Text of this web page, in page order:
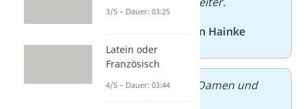
Stephan Hainke
Sehr geehrte Damen und
3/5 – Dauer: 03:25
Latein oder
Französisch
4/5 – Dauer: 03:44